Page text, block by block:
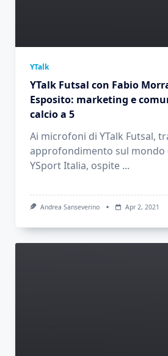
YTalk
YTalk Futsal con Fabio
Esposito: marketing e
calcio a 5
Ai microfoni di YTalk Futsal,
approfondimento sul mondo
YSport Italia, ospite ...
Andrea Sanseverino Apr 2, 2021